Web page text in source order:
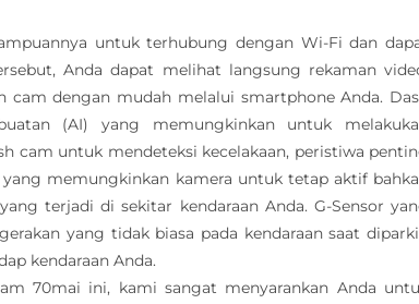
untuk terhubung dengan Wi-Fi dan
Anda dapat melihat langsung rekaman
dengan mudah melalui smartphone Anda.
(AI) yang memungkinkan untuk
cam untuk mendeteksi kecelakaan, peristiwa
memungkinkan kamera untuk tetap aktif
terjadi di sekitar kendaraan Anda. G-Sensor
yang tidak biasa pada kendaraan saat
kendaraan Anda.
70mai ini, kami sangat menyarankan Anda